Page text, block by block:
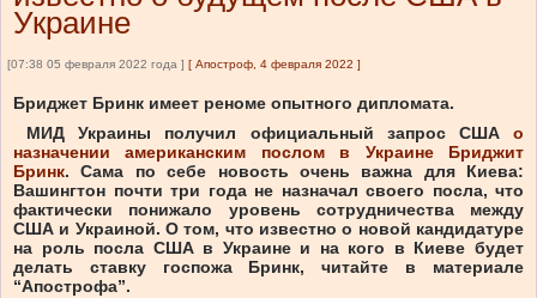
Украине
[07:38 05 февраля 2022 года ] [ Апостроф, 4 февраля 2022 ]
Бриджет Бринк имеет реноме опытного дипломата.
МИД Украины получил официальный запрос СШАо
назначении американским послом в Украине Бриджит
Бринк. Сама по себе новость очень важна для Киева:
Вашингтон почти три года не назначал своего посла, что
фактически понижало уровень сотрудничества между
США и Украиной. О том, что известно о новой кандидатуре
на роль посла США в Украине и на кого в Киеве будет
делать ставку госпожа Бринк, читайте в материале
“Апострофа”.